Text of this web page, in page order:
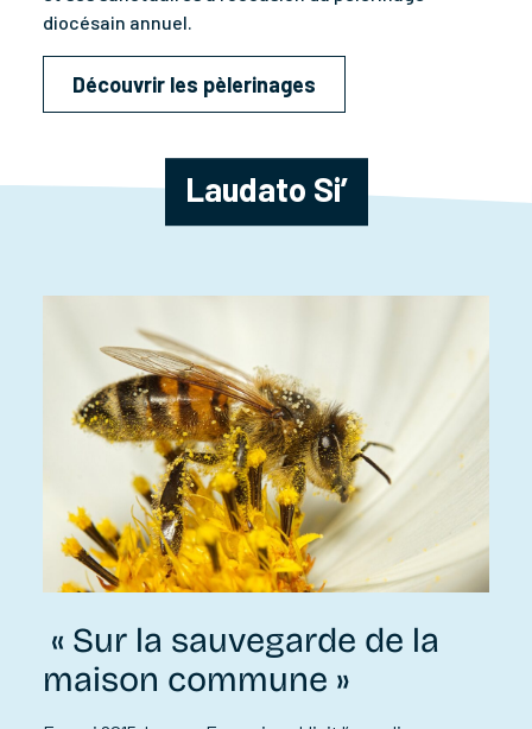
diocésain annuel.
Découvrir les pèlerinages
Laudato Si’
« Sur la sauvegarde de la
maison commune »